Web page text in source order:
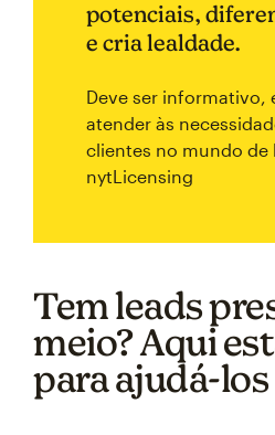
potenciais,
e cria lealdade.
Deve ser informativo,
atender às
clientes no mundo de
nytLicensing
Tem leads
meio? Aqui
para ajudá-